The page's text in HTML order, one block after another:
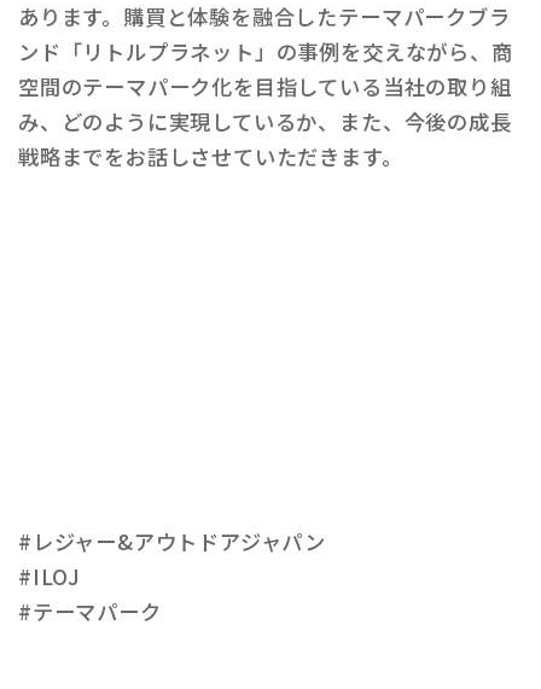
あります。購買と体験を融合したテーマパークブラ
ンド「リトルプラネット」の事例を交えながら、商
空間のテーマパーク化を目指している当社の取り組
み、どのように実現しているか、また、今後の成長
戦略までをお話しさせていただきます。
#レジャー&アウトドアジャパン
#ILOJ
#テーマパーク